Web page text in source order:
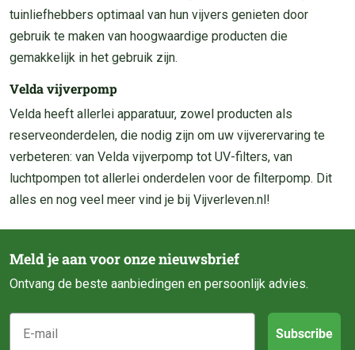
tuinliefhebbers optimaal van hun vijvers genieten door
gebruik te maken van hoogwaardige producten die
gemakkelijk in het gebruik zijn.
Velda vijverpomp
Velda heeft allerlei apparatuur, zowel producten als
reserveonderdelen, die nodig zijn om uw vijverervaring te
verbeteren: van Velda vijverpomp tot UV-filters, van
luchtpompen tot allerlei onderdelen voor de filterpomp. Dit
alles en nog veel meer vind je bij Vijverleven.nl!
Meld je aan voor onze nieuwsbrief
Ontvang de beste aanbiedingen en persoonlijk advies.
E-mail
Subscribe